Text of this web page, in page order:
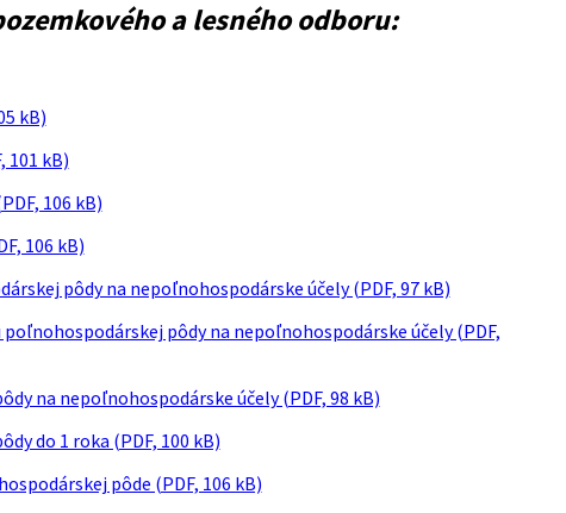
a lesného odboru:
kB)
101 kB)
106 kB)
106 kB)
pôdy na nepoľnohospodárske účely (PDF, 97 kB)
pôdy na nepoľnohospodárske účely (PDF,
na nepoľnohospodárske účely (PDF, 98 kB)
do 1 roka (PDF, 100 kB)
pôde (PDF, 106 kB)